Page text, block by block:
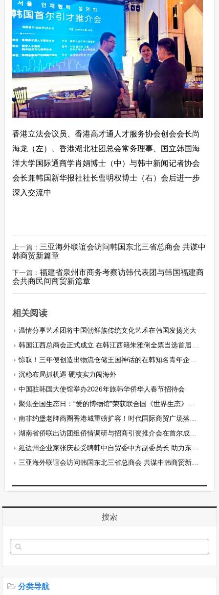
香港立法会议员、香港高才通人才服务协会创会会长尚
海龙（左）、香港湖北社团总会常务理事、国立韩国海
洋大学国际通商学肖娟博士（中）与韩中新闻记者协会
会长兼韩国新华报社社长曹明权博士（右）会后进一步
深入交流中
上一篇： 三亚海外联谊会访问韩国东北三省总商会 共谋中
韩商贸新篇章
下一篇： 福建省泉州市商务考察访韩代表团与韩国福建商
会共商民间商贸新篇章
相关阅读
温情分享艺术团将中国朝鲜族传统文化艺术在韩国发扬光大
韩国江西总商会正式成立 在韩江西籍朱雅俐全票当选首届会长
惊叹！三年便创造出物流仓储王国神话的在韩知名青年企业家金炫日
沉稳布局抓机遇 硬核实力闯海外
中国驻韩国大使馆举办2026年旅韩华侨华人春节招待会
聚焦全国生态日：“爱的博物馆”荣获联合国《世界生态》品牌中心荣誉单位
南非约堡老牌商圈香港城重磅扩容！时代国际商贸广场落地 创新零批一体模式激活南共体跨境商贸 拉动南非本土就业！
湖南省侨联出访团组侨情调研与招商引资推介会在首尔成功举办
延边州企业家张庆起受聘韩中自贸委中方副委员长 助力东北亚经贸合作
三亚海外联谊会访问韩国东北三省总商会 共谋中韩商贸新篇章
搜索
分类导航